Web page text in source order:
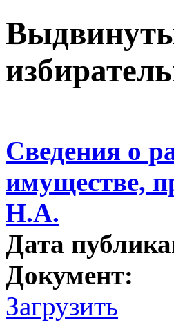
Сведения о
имуществе,
Н.А.
Дата
Документ:
Загрузить